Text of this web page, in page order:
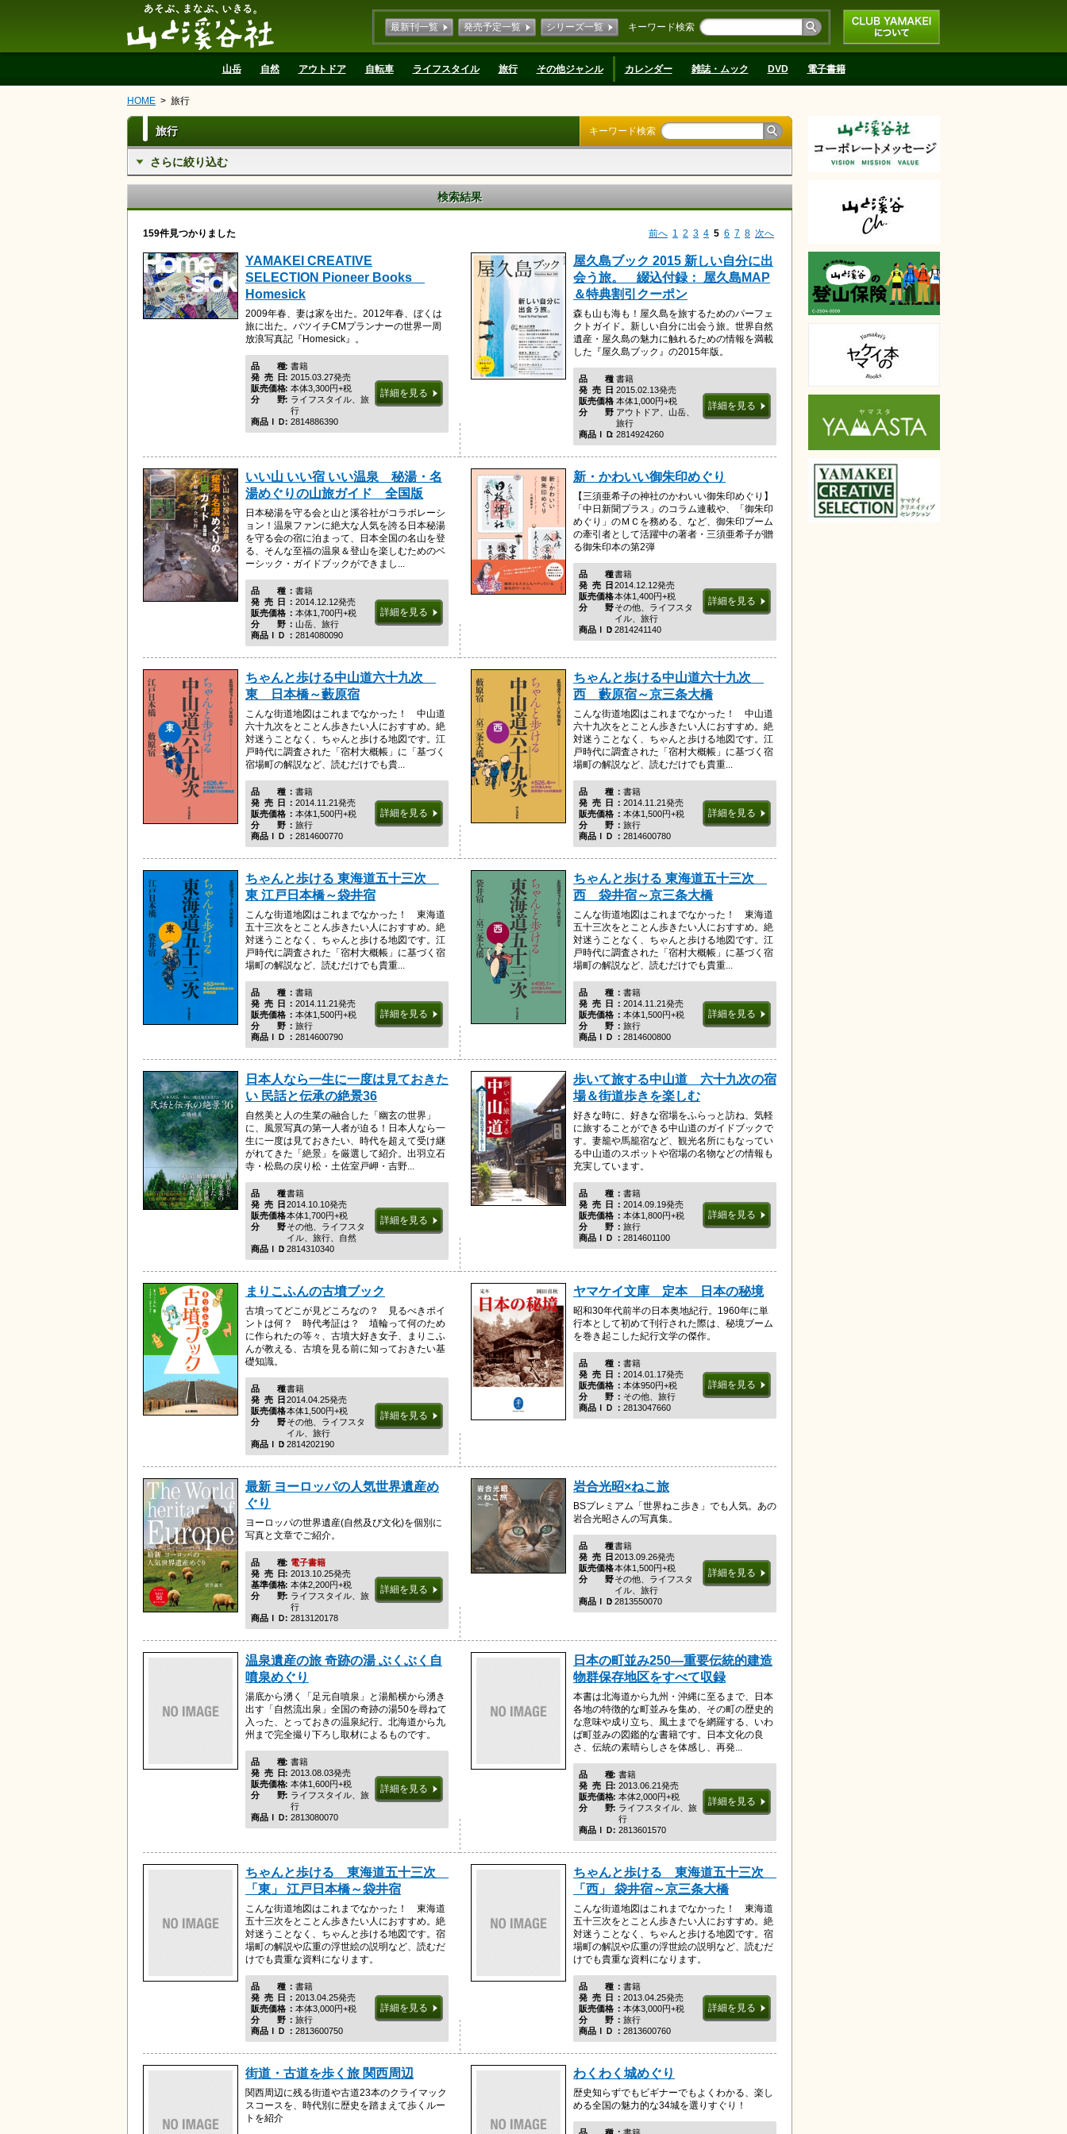
CLUB YAMAKEIにつ
いて
キーワード検索
最新刊一覧 発売予定一覧 シリーズ一覧
山岳 自然 アウトドア 自転車 ライフスタイル 旅行 その他ジャンル カレンダー 雑誌・ムック DVD 電子書籍
HOME 旅行
旅行 キーワード検索
さらに絞り込む
検索結果
159件見つかりました 前へ 1 2 3 4 5 6 7 8 次へ
YAMAKEI CREATIVE
SELECTION Pioneer Books
Homesick
2009年春、妻は家を出た。2012年春、ぼくは
旅に出た。バツイチCMプランナーの世界一周
放浪写真記『Homesick』。
品種
書籍
発売日 2015.03.27発売
販売価格 本体3,300円+税
分野ライフスタイル、旅
行
商品ＩＤ 2814886390
詳細を見る
屋久島ブック 2015 新しい自分に出
会う旅。 綴込付録： 屋久島MAP
＆特典割引クーポン
森も山も海も！屋久島を旅するためのパーフェ
クトガイド。新しい自分に出会う旅。世界自然
遺産・屋久島の魅力に触れるための情報を満載
した『屋久島ブック』の2015年版。
品種
書籍
発売日2015.02.13発売
販売価格 本体1,000円+税
分野アウトドア、山岳、
旅行
商品ＩＤ 2814924260
詳細を見る
いい山 いい宿 いい温泉 秘湯・名
湯めぐりの山旅ガイド 全国版
日本秘湯を守る会と山と溪谷社がコラボレーシ
ョン！温泉ファンに絶大な人気を誇る日本秘湯
を守る会の宿に泊まって、日本全国の名山を登
る、そんな至福の温泉＆登山を楽しむためのベ
ーシック・ガイドブックができまし...
品種書籍
発売日 2014.12.12発売
販売価格
本体1,700円+税
分野山岳、旅行
商品ＩＤ
2814080090
詳細を見る
新・かわいい御朱印めぐり
【三須亜希子の神社のかわいい御朱印めぐり】
「中日新聞プラス」のコラム連載や、「御朱印
めぐり」のＭＣを務める、など、御朱印ブーム
の牽引者として活躍中の著者・三須亜希子が贈
る御朱印本の第2弾
品種
書籍
発売日2014.12.12発売
販売価格本体1,400円+税
分野その他、ライフスタ
イル、旅行
商品ＩＤ 2814241140
詳細を見る
ちゃんと歩ける中山道六十九次
東 日本橋～藪原宿
こんな街道地図はこれまでなかった！ 中山道
六十九次をとことん歩きたい人におすすめ。絶
対迷うことなく、ちゃんと歩ける地図です。江
戸時代に調査された「宿村大概帳」に「基づく
宿場町の解説など、読むだけでも貴...
品種書籍
発売日 2014.11.21発売
販売価格
本体1,500円+税
分野旅行
商品ＩＤ
2814600770
詳細を見る
ちゃんと歩ける中山道六十九次
西 藪原宿～京三条大橋
こんな街道地図はこれまでなかった！ 中山道
六十九次をとことん歩きたい人におすすめ。絶
対迷うことなく、ちゃんと歩ける地図です。江
戸時代に調査された「宿村大概帳」に基づく宿
場町の解説など、読むだけでも貴重...
品種書籍
発売日 2014.11.21発売
販売価格
本体1,500円+税
分野旅行
商品ＩＤ
2814600780
詳細を見る
ちゃんと歩ける 東海道五十三次
東 江戸日本橋～袋井宿
こんな街道地図はこれまでなかった！ 東海道
五十三次をとことん歩きたい人におすすめ。絶
対迷うことなく、ちゃんと歩ける地図です。江
戸時代に調査された「宿村大概帳」に基づく宿
場町の解説など、読むだけでも貴重...
品種書籍
発売日 2014.11.21発売
販売価格
本体1,500円+税
分野旅行
商品ＩＤ
2814600790
詳細を見る
ちゃんと歩ける 東海道五十三次
西 袋井宿～京三条大橋
こんな街道地図はこれまでなかった！ 東海道
五十三次をとことん歩きたい人におすすめ。絶
対迷うことなく、ちゃんと歩ける地図です。江
戸時代に調査された「宿村大概帳」に基づく宿
場町の解説など、読むだけでも貴重...
品種書籍
発売日 2014.11.21発売
販売価格
本体1,500円+税
分野旅行
商品ＩＤ
2814600800
詳細を見る
日本人なら一生に一度は見ておきた
い 民話と伝承の絶景36
自然美と人の生業の融合した「幽玄の世界」
に、風景写真の第一人者が迫る！日本人なら一
生に一度は見ておきたい、時代を超えて受け継
がれてきた「絶景」を厳選して紹介。出羽立石
寺・松島の戻り松・土佐室戸岬・吉野...
品種
書籍
発売日2014.10.10発売
販売価格本体1,700円+税
分野その他、ライフスタ
イル、旅行、自然
商品ＩＤ 2814310340
詳細を見る
歩いて旅する中山道 六十九次の宿
場＆街道歩きを楽しむ
好きな時に、好きな宿場をふらっと訪ね、気軽
に旅することができる中山道のガイドブックで
す。妻籠や馬籠宿など、観光名所にもなってい
る中山道のスポットや宿場の名物などの情報も
充実しています。
品種書籍
発売日 2014.09.19発売
販売価格
本体1,800円+税
分野旅行
商品ＩＤ
2814601100
詳細を見る
まりこふんの古墳ブック
古墳ってどこが見どころなの？ 見るべきポイ
ントは何？ 時代考証は？ 埴輪って何のため
に作られたの等々、古墳大好き女子、まりこふ
んが教える、古墳を見る前に知っておきたい基
礎知識。
品種
書籍
発売日2014.04.25発売
販売価格本体1,500円+税
分野その他、ライフスタ
イル、旅行
商品ＩＤ 2814202190
詳細を見る
ヤマケイ文庫 定本 日本の秘境
昭和30年代前半の日本奥地紀行。1960年に単
行本として初めて刊行された際は、秘境ブーム
を巻き起こした紀行文学の傑作。
品種書籍
発売日 2014.01.17発売
販売価格
本体950円+税
分野その他、旅行
商品ＩＤ
2813047660
詳細を見る
最新 ヨーロッパの人気世界遺産め
ぐり
ヨーロッパの世界遺産(自然及び文化)を個別に
写真と文章でご紹介。
品種電子書籍
発売日 2013.10.25発売
基準価格 本体2,200円+税
分野ライフスタイル、旅
行
商品ＩＤ 2813120178
詳細を見る
岩合光昭×ねこ旅
BSプレミアム「世界ねこ歩き」でも人気。あの
岩合光昭さんの写真集。
品種
書籍
発売日2013.09.26発売
販売価格本体1,500円+税
分野その他、ライフスタ
イル、旅行
商品ＩＤ 2813550070
詳細を見る
温泉遺産の旅 奇跡の湯 ぶくぶく自
噴泉めぐり
湯底から湧く「足元自噴泉」と湯船横から湧き
出す「自然流出泉」全国の奇跡の湯50を尋ねて
入った、とっておきの温泉紀行。北海道から九
州まで完全撮り下ろし取材によるものです。
品種
書籍
発売日 2013.08.03発売
販売価格 本体1,600円+税
分野ライフスタイル、旅
行
商品ＩＤ 2813080070
詳細を見る
日本の町並み250―重要伝統的建造
物群保存地区をすべて収録
本書は北海道から九州・沖縄に至るまで、日本
各地の特徴的な町並みを集め、その町の歴史的
な意味や成り立ち、風土までを網羅する、いわ
ば町並みの図鑑的な書籍です。日本文化の良
さ、伝統の素晴らしさを体感し、再発...
品種
書籍
発売日 2013.06.21発売
販売価格 本体2,000円+税
分野ライフスタイル、旅
行
商品ＩＤ 2813601570
詳細を見る
ちゃんと歩ける 東海道五十三次
「東」 江戸日本橋～袋井宿
こんな街道地図はこれまでなかった！ 東海道
五十三次をとことん歩きたい人におすすめ。絶
対迷うことなく、ちゃんと歩ける地図です。宿
場町の解説や広重の浮世絵の説明など、読むだ
けでも貴重な資料になります。
品種書籍
発売日 2013.04.25発売
販売価格
本体3,000円+税
分野旅行
商品ＩＤ
2813600750
詳細を見る
ちゃんと歩ける 東海道五十三次
「西」 袋井宿～京三条大橋
こんな街道地図はこれまでなかった！ 東海道
五十三次をとことん歩きたい人におすすめ。絶
対迷うことなく、ちゃんと歩ける地図です。宿
場町の解説や広重の浮世絵の説明など、読むだ
けでも貴重な資料になります。
品種書籍
発売日 2013.04.25発売
販売価格
本体3,000円+税
分野旅行
商品ＩＤ
2813600760
詳細を見る
街道・古道を歩く旅 関西周辺
関西周辺に残る街道や古道23本のクライマック
スコースを、時代別に歴史を踏まえて歩くルー
トを紹介
わくわく城めぐり
歴史知らずでもビギナーでもよくわかる、楽し
める全国の魅力的な34城を選りすぐり！